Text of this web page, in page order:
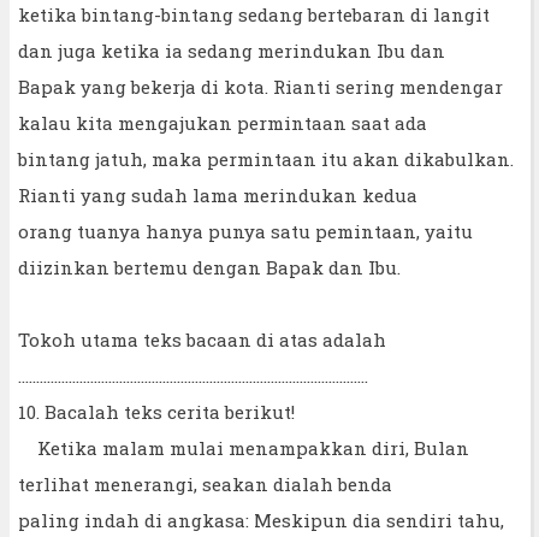
ketika bintang-bintang sedang bertebaran di langit
dan juga ketika ia sedang merindukan Ibu dan
Bapak yang bekerja di kota. Rianti sering mendengar
kalau kita mengajukan permintaan saat ada
bintang jatuh, maka permintaan itu akan dikabulkan.
Rianti yang sudah lama merindukan kedua
orang tuanya hanya punya satu pemintaan, yaitu
diizinkan bertemu dengan Bapak dan Ibu.
Tokoh utama teks bacaan di atas adalah
.................................................................................................
10. Bacalah teks cerita berikut!
Ketika malam mulai menampakkan diri, Bulan
terlihat menerangi, seakan dialah benda
paling indah di angkasa: Meskipun dia sendiri tahu,